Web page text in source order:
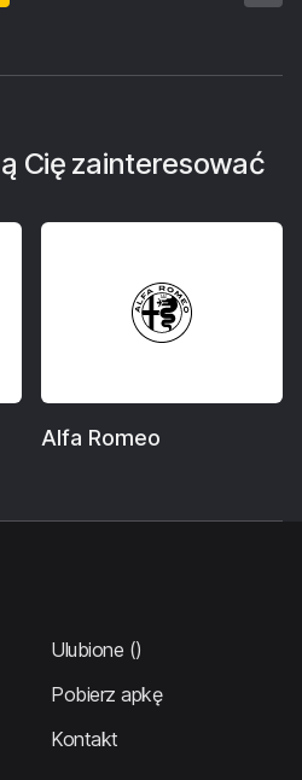
Cię zainteresować
Alfa Romeo
Ulubione ()
Pobierz apkę
Kontakt